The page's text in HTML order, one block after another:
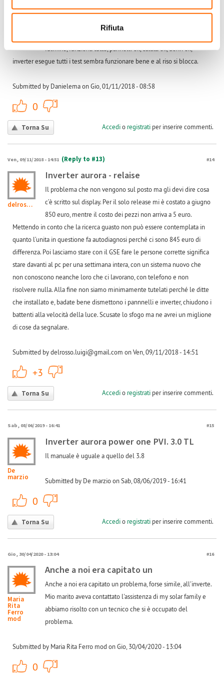
Rifiuta
inverter aurora power one
Ciao Valentin, di quale relè parli, mi interessa perché il mio
fulmine, funziona tutto, pannelli ok, calata ok, dehn ok,
inverter esegue tutti i test sembra funzionare bene e al riso si blocca.
Submitted by Danielema on Gio, 01/11/2018 - 08:58
0
Torna Su Accedio registratiper inserire commenti.
Ven, 09/11/2018 - 14:51 (Reply to #13) #14
delrosso.luigi@...
Inverter aurora - relaise
Il problema che non vengono sul posto ma gli devi dire cosa
c’è scritto sul display. Per il solo release mi è costato a giugno
850 euro, mentre il costo dei pezzi non arriva a 5 euro.
Mettendo in conto che la ricerca guasto non può essere contemplata in
quanto l’unita in questione fa autodiagnosi perché ci sono 845 euro di
differenza. Poi lasciamo stare con il GSE fare le persone corrette significa
stare davanti al pc per una settimana intera, con un sistema nuovo che
non conoscono neanche loro che ci lavorano, con telefono e non
risolvere nulla. Alla fine non siamo minimamente tutelati perché le ditte
che installato e, badate bene dismettono i pannnelli e inverter, chiudono i
battenti alla velocità della luce. Scusate lo sfogo ma ne avrei un miglione
di cose da segnalare.
Submitted by delrosso.luigi@gmail.com on Ven, 09/11/2018 - 14:51
+3
Torna Su Accedio registratiper inserire commenti.
Sab, 08/06/2019 - 16:41 #15
De
marzio
Inverter aurora power one PVI. 3.0 TL
Il manuale è uguale a quello del 3.8
Submitted by De marzio on Sab, 08/06/2019 - 16:41
0
Torna Su Accedio registratiper inserire commenti.
Gio, 30/04/2020 - 13:04 #16
Maria
Rita
Ferro
mod
Anche a noi era capitato un
Anche a noi era capitato un problema, forse simile, all'inverte.
Mio marito aveva contattato l'assistenza di my solar family e
abbiamo risolto con un tecnico che si è occupato del
problema.
Submitted by Maria Rita Ferro mod on Gio, 30/04/2020 - 13:04
0